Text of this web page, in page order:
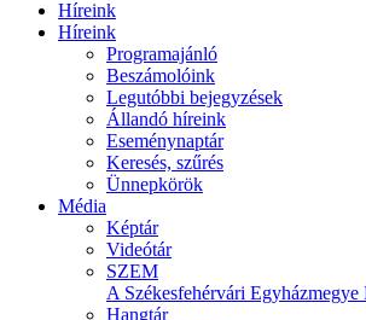
Híreink
Híreink
Programajánló
Beszámolóink
Legutóbbi bejegyzések
Állandó híreink
Eseménynaptár
Keresés, szűrés
Ünnepkörök
Média
Képtár
Videótár
SZEM
A Székesfehérvári Egyházmegye
Hangtár